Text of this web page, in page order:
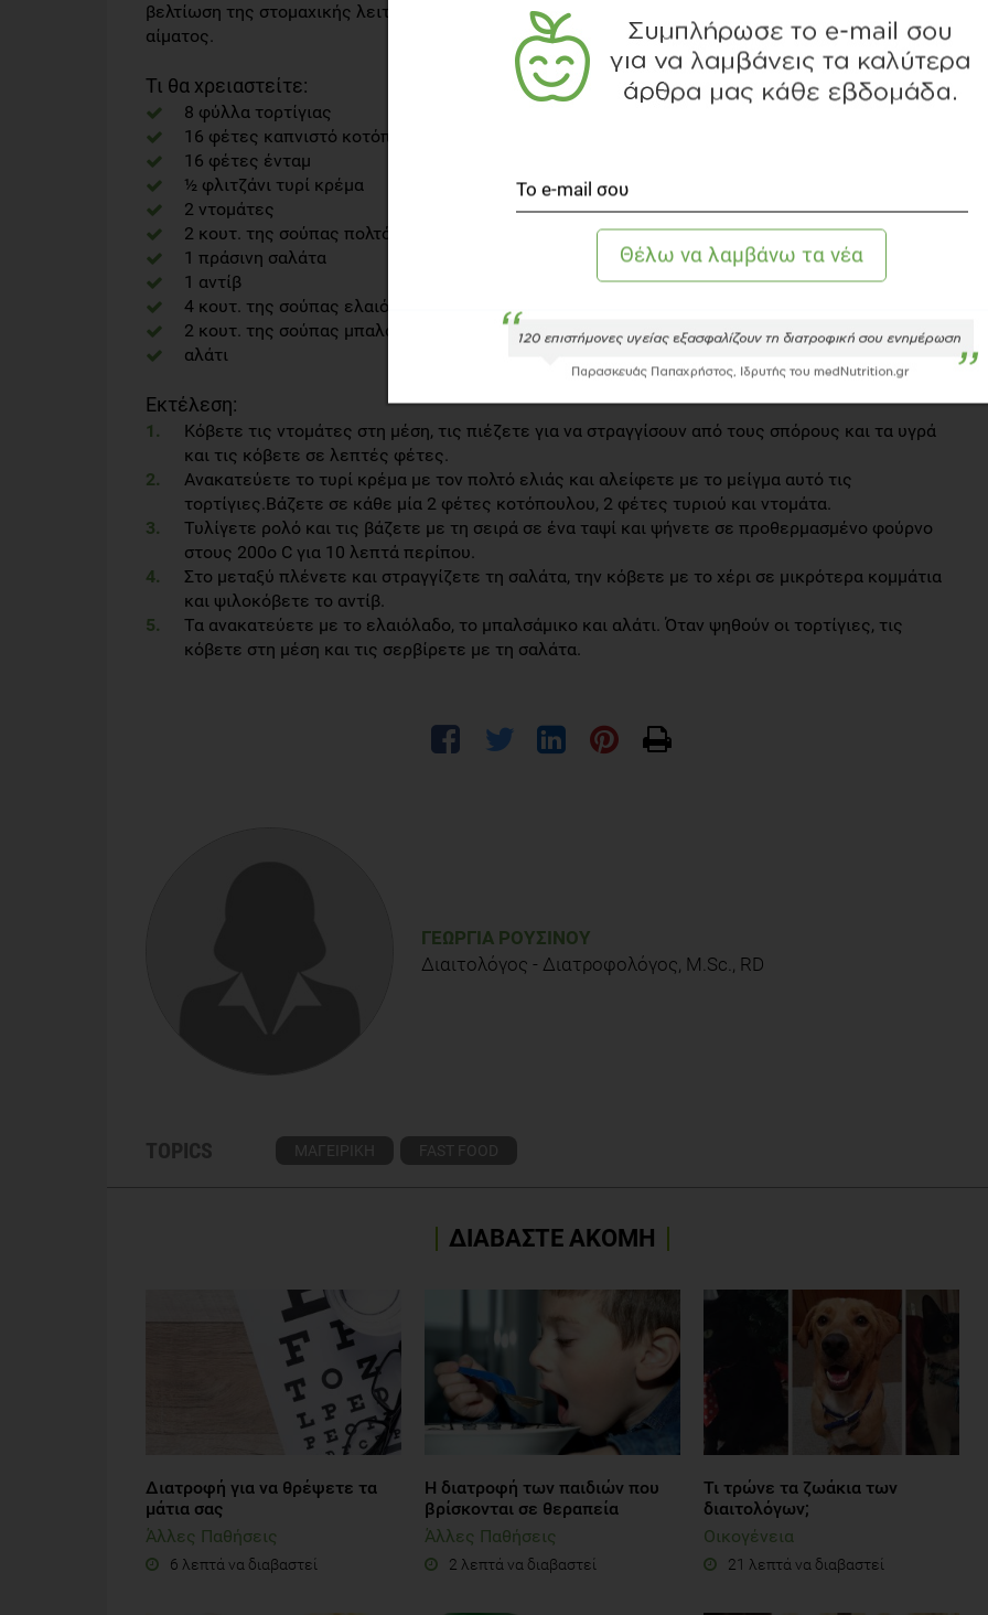
βελτίωση της στομαχικής λειτουργίας, στην προστασία του δέρματος και στην καλή κυκλοφορία του
αίματος.
Τι θα χρειαστείτε:
8 φύλλα τορτίγιας
16 φέτες καπνιστό κοτόπουλο
16 φέτες ένταμ
½ φλιτζάνι τυρί κρέμα
2 ντομάτες
2 κουτ. της σούπας πολτός ελιάς
1 πράσινη σαλάτα
1 αντίβ
4 κουτ. της σούπας ελαιόλαδο
2 κουτ. της σούπας μπαλσάμικο
αλάτι
Εκτέλεση:
Κόβετε τις ντομάτες στη μέση, τις πιέζετε για να στραγγίσουν από τους σπόρους και τα υγρά
και τις κόβετε σε λεπτές φέτες.
Ανακατεύετε το τυρί κρέμα με τον πολτό ελιάς και αλείφετε με το μείγμα αυτό τις
τορτίγιες.Βάζετε σε κάθε μία 2 φέτες κοτόπουλου, 2 φέτες τυριού και ντομάτα.
Τυλίγετε ρολό και τις βάζετε με τη σειρά σε ένα ταψί και ψήνετε σε προθερμασμένο φούρνο
στους 200ο C για 10 λεπτά περίπου.
Στο μεταξύ πλένετε και στραγγίζετε τη σαλάτα, την κόβετε με το χέρι σε μικρότερα κομμάτια
και ψιλοκόβετε το αντίβ.
Τα ανακατεύετε με το ελαιόλαδο, το μπαλσάμικο και αλάτι. Όταν ψηθούν οι τορτίγιες, τις
κόβετε στη μέση και τις σερβίρετε με τη σαλάτα.
ΓΕΩΡΓΊΑ ΡΟΥΣΙΝΟΎ
Διαιτολόγος - Διατροφολόγος, M.Sc., RD
TOPICS ΜΑΓΕΙΡΙΚΗ FAST FOOD
ΔΙΑΒΑΣΤΕ ΑΚΟΜΗ
Διατροφή για να θρέψετε τα
μάτια σας
Άλλες Παθήσεις
6 λεπτά να διαβαστεί
Η διατροφή των παιδιών που
βρίσκονται σε θεραπεία
Άλλες Παθήσεις
2 λεπτά να διαβαστεί
Τι τρώνε τα ζωάκια των
διαιτολόγων;
Οικογένεια
21 λεπτά να διαβαστεί